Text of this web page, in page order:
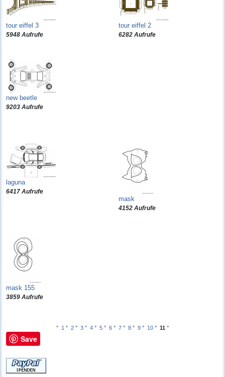
tour eiffel 3
5948 Aufrufe
tour eiffel 2
6282 Aufrufe
new beetle
9203 Aufrufe
laguna
6417 Aufrufe
mask
4152 Aufrufe
mask 155
3859 Aufrufe
° 1 ° 2 ° 3 ° 4 ° 5 ° 6 ° 7 ° 8 ° 9 ° 10 ° 11 °
Save